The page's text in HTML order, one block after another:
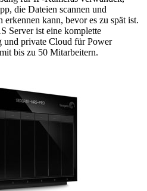
die Dateien scannen und
kann, bevor es zu spät ist.
Server ist eine komplette
und private Cloud für Power
bis zu 50 Mitarbeitern.